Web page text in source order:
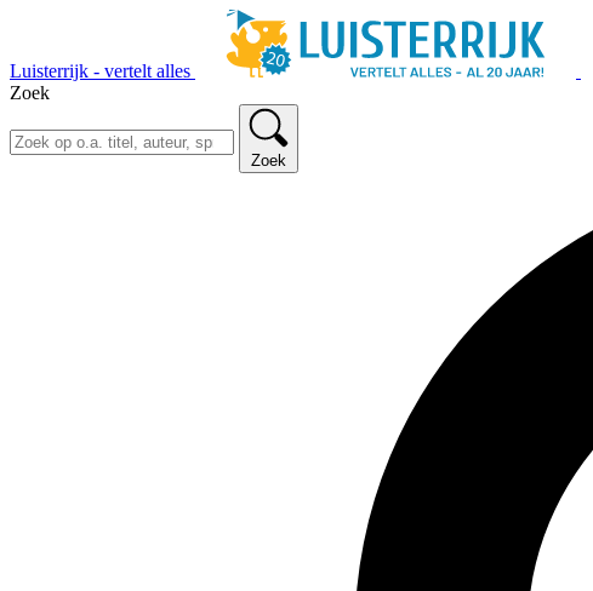
Luisterrijk - vertelt alles
Zoek
Zoek